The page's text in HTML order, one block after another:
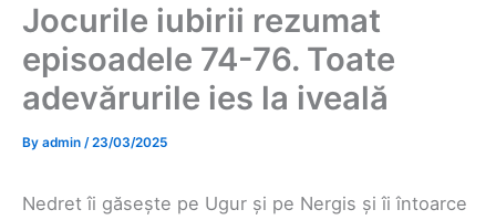
Jocurile iubirii rezumat
episoadele 74-76. Toate
adevărurile ies la iveală
By admin /23/03/2025
Nedret îi găsește pe Ugur și pe Nergis și îi întoarce